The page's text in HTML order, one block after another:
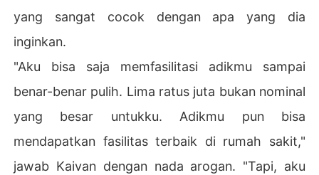
yang sangat cocok dengan apa yang dia
inginkan.
"Aku bisa saja memfasilitasi adikmu sampai
benar-benar pulih. Lima ratus juta bukan nominal
yang besar untukku. Adikmu pun bisa
mendapatkan fasilitas terbaik di rumah sakit,"
jawab Kaivan dengan nada arogan. "Tapi, aku